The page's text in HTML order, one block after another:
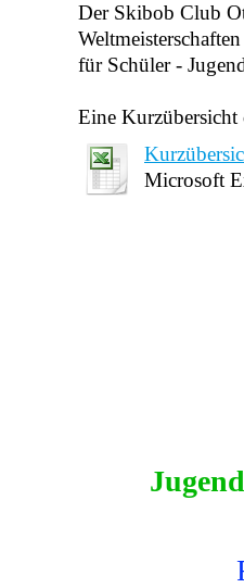
Der Skibob Club
Weltmeisterschaften
für Schüler -
Eine Kurzübersicht
Microsoft